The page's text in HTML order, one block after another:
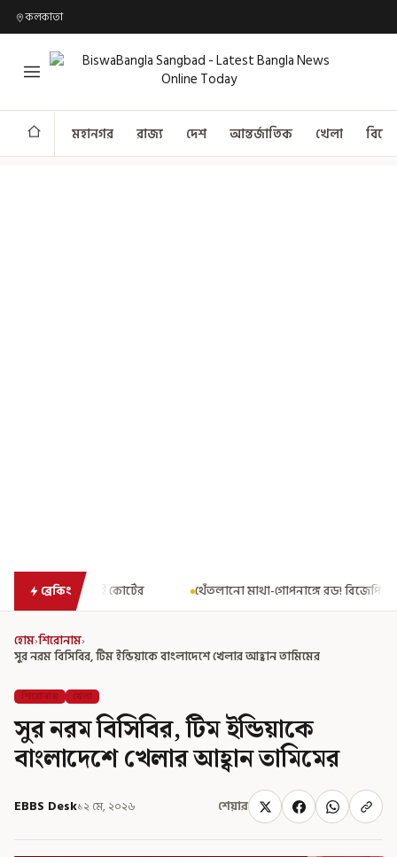
কলকাতা
মহানগর রাজ্য দেশ আন্তর্জাতিক খেলা
ব্রেকিং
থেঁতলানো মাথা-গোপনাঙ্গে রড! বিজেপিশাসিত অসমে নাবালিকার
হোম›শিরোনাম›
সুর নরম বিসিবির, টিম ইন্ডিয়াকে বাংলাদেশে খেলার আহ্বান তামিমের
শিরোনাম খেলা
সুর নরম বিসিবির, টিম ইন্ডিয়াকে
বাংলাদেশে খেলার আহ্বান তামিমের
EBBS Desk১২ মে, ২০২৬ শেয়ার